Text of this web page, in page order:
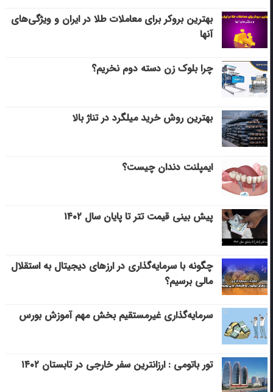
بهترین بروکر برای معاملات طلا در ایران و ویژگی‌های
آنها
چرا بلوک زن دسته دوم نخریم؟
بهترین روش خرید میلگرد در تناژ بالا
ایمپلنت دندان چیست؟
پیش بینی قیمت تتر تا پایان سال ۱۴۰۲
چگونه با سرمایه‌گذاری در ارزهای دیجیتال به استقلال
مالی برسیم؟
سرمایه‌گذاری غیرمستقیم بخش مهم آموزش بورس
تور باتومی : ارزانترین سفر خارجی در تابستان ۱۴۰۲